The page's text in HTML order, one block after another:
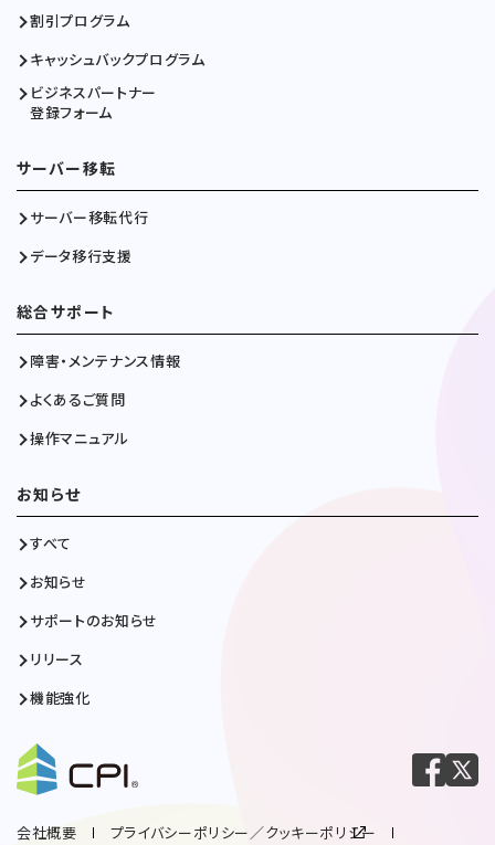
割引プログラム
キャッシュバックプログラム
ビジネスパートナー
登録フォーム
サーバー移転
サーバー移転代行
データ移行支援
総合サポート
障害・メンテナンス情報
よくあるご質問
操作マニュアル
お知らせ
すべて
お知らせ
サポートのお知らせ
リリース
機能強化
会社概要
プライバシーポリシー／クッキーポリシー